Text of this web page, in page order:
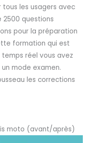
les usagers avec
questions
pour la préparation
formation qui est
réel vous avez
mode examen.
les corrections
moto (avant/après)